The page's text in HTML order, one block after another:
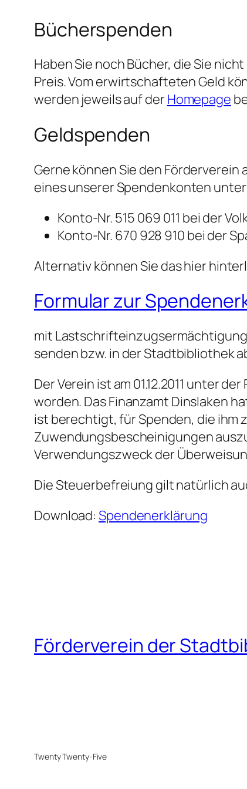
Bücherspenden
Haben Sie noch Bücher, die Sie
Preis. Vom erwirtschafteten Geld
werden jeweils auf der Homepage
Geldspenden
Gerne können Sie den
eines unserer Spendenkonten
Konto-Nr. 515 069 011 bei der
Konto-Nr. 670 928 910 bei der
Alternativ können Sie das hier
Formular zur
mit
senden bzw. in der Stadtbibliothek
Der Verein ist am 01.12.2011 unter
worden. Das Finanzamt Dinslaken
ist berechtigt, für Spenden, die ihm
Zuwendungsbescheinigungen
Verwendungszweck der
Die Steuerbefreiung gilt natürlich
Download:Spendenerklärung
Förderverein der
Twenty Twenty-Five